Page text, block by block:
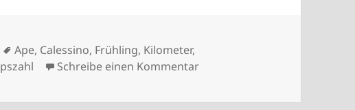
Schlagwörter
Ape, Calessino, Frühling, Kilometer,
Schreibe einen Kommentarzu Feiner Sand